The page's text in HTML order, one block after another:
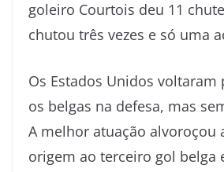
goleiro Courtois deu 11
chutou três vezes e só uma
Os Estados Unidos
os belgas na defesa, mas
A melhor atuação alvoroçou
origem ao terceiro gol belga